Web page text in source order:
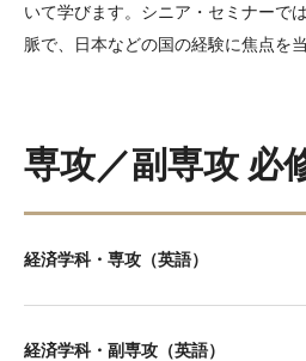
募集要項
編入学について
Bridge Program（条件付き入学）
学位取得を目的としない入学について
いて学びます。シニア・セミナーで
脈で、日本などの国の経験に焦点を当
専攻／副専攻 必
経済学科・専攻（英語）
経済学科・副専攻（英語）